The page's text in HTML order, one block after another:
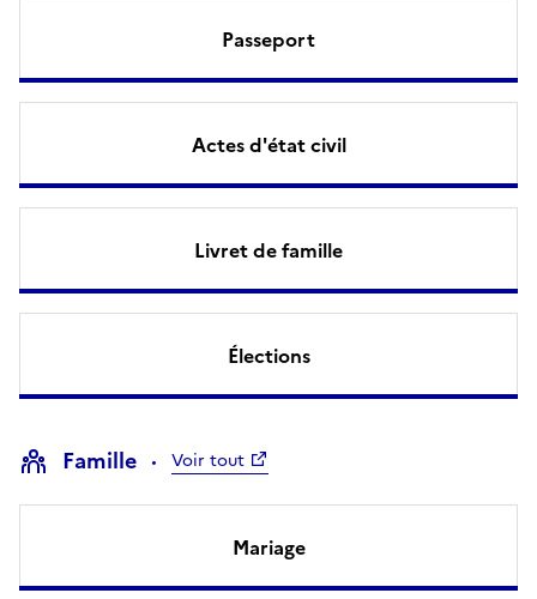
Passeport
Actes d'état civil
Livret de famille
Élections
Famille Voir tout
Mariage